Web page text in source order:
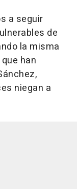
a seguir
de
la misma
han
niegan a